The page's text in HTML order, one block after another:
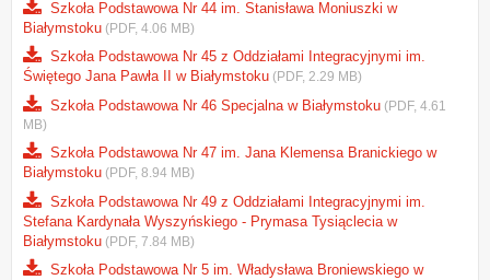
Szkoła Podstawowa Nr 44 im. Stanisława Moniuszki w
Białymstoku (PDF, 4.06 MB)
Szkoła Podstawowa Nr 45 z Oddziałami Integracyjnymi im.
Świętego Jana Pawła II w Białymstoku (PDF, 2.29 MB)
Szkoła Podstawowa Nr 46 Specjalna w Białymstoku (PDF, 4.61
MB)
Szkoła Podstawowa Nr 47 im. Jana Klemensa Branickiego w
Białymstoku (PDF, 8.94 MB)
Szkoła Podstawowa Nr 49 z Oddziałami Integracyjnymi im.
Stefana Kardynała Wyszyńskiego - Prymasa Tysiąclecia w
Białymstoku (PDF, 7.84 MB)
Szkoła Podstawowa Nr 5 im. Władysława Broniewskiego w